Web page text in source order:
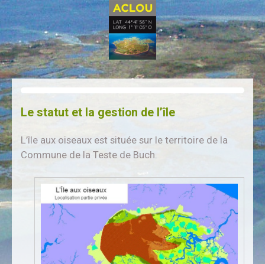
Le statut et la gestion de l’île
L’île aux oiseaux est située sur le territoire de la
Commune de la Teste de Buch.